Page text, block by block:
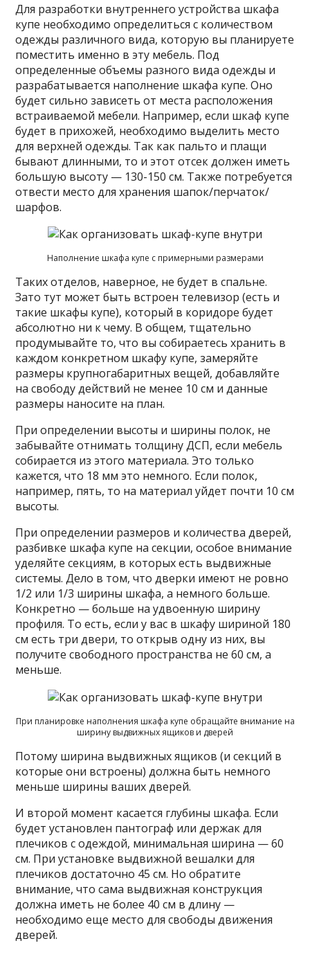
Для разработки внутреннего устройства шкафа
купе необходимо определиться с количеством
одежды различного вида, которую вы планируете
поместить именно в эту мебель. Под
определенные объемы разного вида одежды и
разрабатывается наполнение шкафа купе. Оно
будет сильно зависеть от места расположения
встраиваемой мебели. Например, если шкаф купе
будет в прихожей, необходимо выделить место
для верхней одежды. Так как пальто и плащи
бывают длинными, то и этот отсек должен иметь
большую высоту — 130-150 см. Также потребуется
отвести место для хранения шапок/перчаток/
шарфов.
Наполнение шкафа купе с примерными размерами
Таких отделов, наверное, не будет в спальне.
Зато тут может быть встроен телевизор (есть и
такие шкафы купе), который в коридоре будет
абсолютно ни к чему. В общем, тщательно
продумывайте то, что вы собираетесь хранить в
каждом конкретном шкафу купе, замеряйте
размеры крупногабаритных вещей, добавляйте
на свободу действий не менее 10 см и данные
размеры наносите на план.
При определении высоты и ширины полок, не
забывайте отнимать толщину ДСП, если мебель
собирается из этого материала. Это только
кажется, что 18 мм это немного. Если полок,
например, пять, то на материал уйдет почти 10 см
высоты.
При определении размеров и количества дверей,
разбивке шкафа купе на секции, особое внимание
уделяйте секциям, в которых есть выдвижные
системы. Дело в том, что дверки имеют не ровно
1/2 или 1/3 ширины шкафа, а немного больше.
Конкретно — больше на удвоенную ширину
профиля. То есть, если у вас в шкафу шириной 180
см есть три двери, то открыв одну из них, вы
получите свободного пространства не 60 см, а
меньше.
При планировке наполнения шкафа купе обращайте внимание на
ширину выдвижных ящиков и дверей
Потому ширина выдвижных ящиков (и секций в
которые они встроены) должна быть немного
меньше ширины ваших дверей.
И второй момент касается глубины шкафа. Если
будет установлен пантограф или держак для
плечиков с одеждой, минимальная ширина — 60
см. При установке выдвижной вешалки для
плечиков достаточно 45 см. Но обратите
внимание, что сама выдвижная конструкция
должна иметь не более 40 см в длину —
необходимо еще место для свободы движения
дверей.